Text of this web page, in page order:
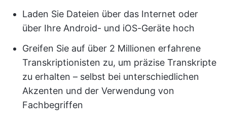
Laden Sie Dateien über das Internet oder
über Ihre Android- und iOS-Geräte hoch
Greifen Sie auf über 2 Millionen erfahrene
Transkriptionisten zu, um präzise Transkripte
zu erhalten – selbst bei unterschiedlichen
Akzenten und der Verwendung von
Fachbegriffen